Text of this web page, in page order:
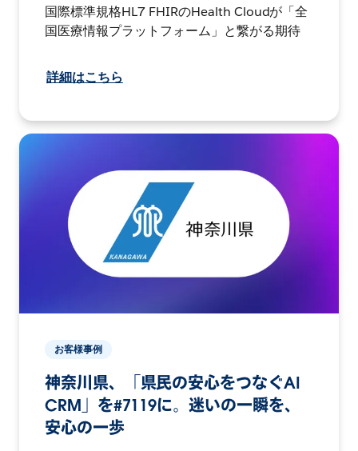
国際標準規格HL7 FHIRのHealth Cloudが「全
国医療情報プラットフォーム」と繋がる期待
詳細はこちら
お客様事例
神奈川県、「県民の安心をつなぐAI
CRM」を#7119に。迷いの一瞬を、
安心の一歩